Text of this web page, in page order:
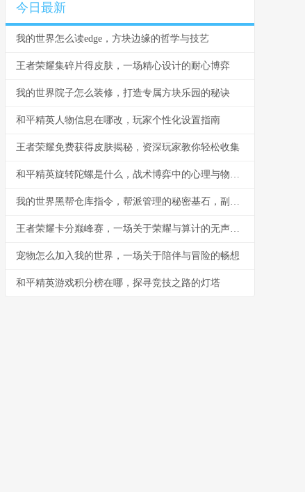
今日最新
我的世界怎么读edge，方块边缘的哲学与技艺
王者荣耀集碎片得皮肤，一场精心设计的耐心博弈
我的世界院子怎么装修，打造专属方块乐园的秘诀
和平精英人物信息在哪改，玩家个性化设置指南
王者荣耀免费获得皮肤揭秘，资深玩家教你轻松收集
和平精英旋转陀螺是什么，战术博弈中的心理与物理轴心
我的世界黑帮仓库指令，帮派管理的秘密基石，副标题，指令构筑的地下秩序与财富堡垒
王者荣耀卡分巅峰赛，一场关于荣耀与算计的无声战争
宠物怎么加入我的世界，一场关于陪伴与冒险的畅想
和平精英游戏积分榜在哪，探寻竞技之路的灯塔